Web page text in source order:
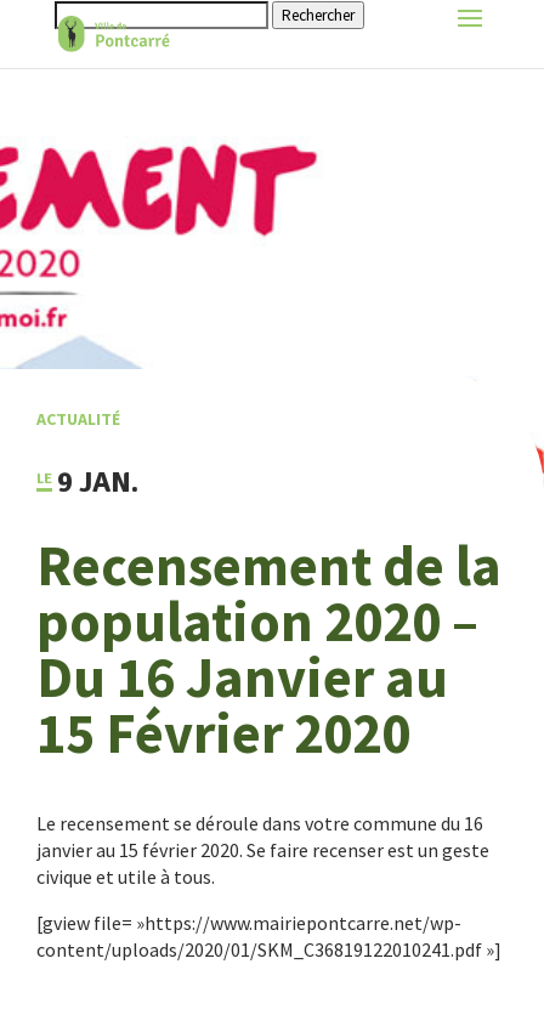
Rechercher
ACTUALITÉ
9 JAN.
Recensement de la
population 2020 –
Du 16 Janvier au
15 Février 2020
Le recensement se déroule dans votre commune du 16
janvier au 15 février 2020. Se faire recenser est un geste
civique et utile à tous.
[gview file= »https://www.mairiepontcarre.net/wp-
content/uploads/2020/01/SKM_C36819122010241.pdf »]